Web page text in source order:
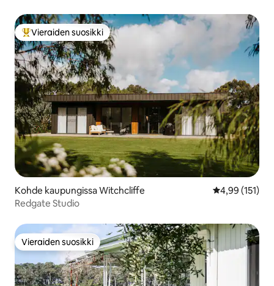
Vieraiden suosikkien parhaimmistoa
Vieraiden suosikki
Kohde kaupungissa Witchcliffe
4,99 (151)
Redgate Studio
Vieraiden suosikki
Vieraiden suosikki